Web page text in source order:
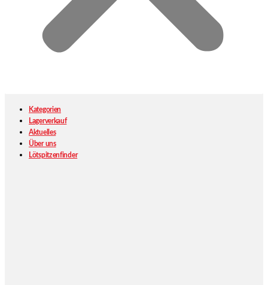
Kategorien
Lagerverkauf
Aktuelles
Über uns
Lötspitzenfinder